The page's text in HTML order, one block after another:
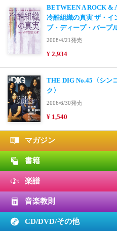
BETWEEN A ROCK &
冷酷組織の真実 ザ・イ
ブ・ディープ・パープ
2008/4/21発売
¥ 2,934
THE DIG No.45〈シン
ク〉
2006/6/30発売
¥ 1,540
マガジン
書籍
楽譜
音楽教則
CD/DVD/その他